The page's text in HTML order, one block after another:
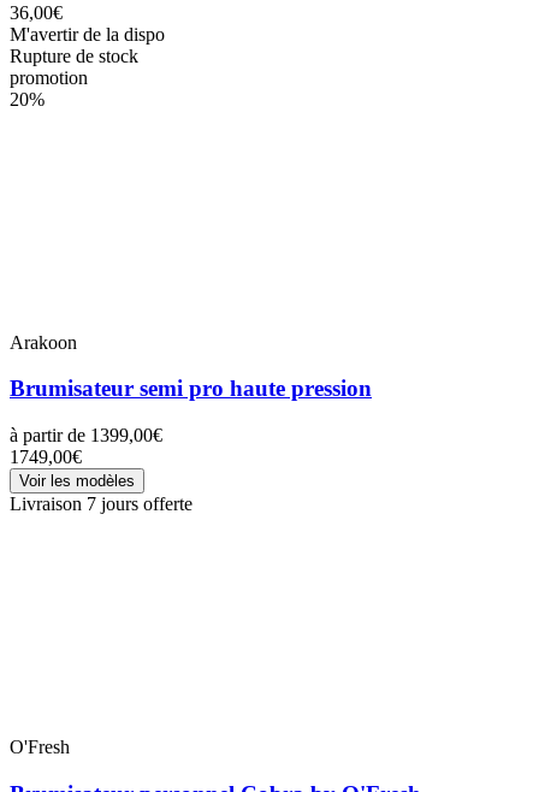
36,00€
M'avertir de la dispo
Rupture de stock
promotion
20%
Arakoon
Brumisateur semi pro haute pression
à partir de 1399,00€
1749,00€
Voir les modèles
Livraison 7 jours offerte
O'Fresh